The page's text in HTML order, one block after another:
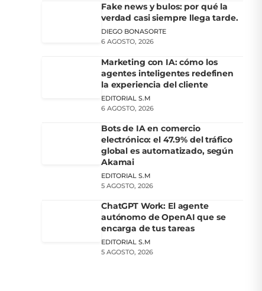
Fake news y bulos: por qué la
verdad casi siempre llega tarde.
DIEGO BONASORTE
6 AGOSTO, 2026
Marketing con IA: cómo los
agentes inteligentes redefinen
la experiencia del cliente
EDITORIAL S.M
6 AGOSTO, 2026
Bots de IA en comercio
electrónico: el 47.9% del tráfico
global es automatizado, según
Akamai
EDITORIAL S.M
5 AGOSTO, 2026
ChatGPT Work: El agente
autónomo de OpenAI que se
encarga de tus tareas
EDITORIAL S.M
5 AGOSTO, 2026